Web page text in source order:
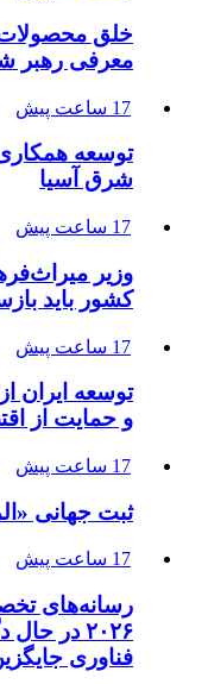
خلق
معرفی رهبر
17 ساعت پیش
توسعه
شرق آسیا
17 ساعت پیش
وزیر
کشور باید
17 ساعت پیش
توسعه ایران
و حمایت از
17 ساعت پیش
ثبت جهانی
17 ساعت پیش
رسانه‌های
۲۰۲۶ در
فناوری